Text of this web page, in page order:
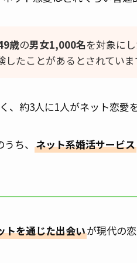
歳の男女1,000名を対象に
したことがあるとされていま
、約3人に1人がネット恋愛
ち、 ネット系婚活サービス
トを通じた出会いが現代の